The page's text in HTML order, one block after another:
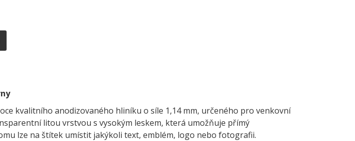
kvalitního anodizovaného hliníku o síle 1,14 mm, určeného pro venkovní
litou vrstvou s vysokým leskem, která umožňuje přímý
lze na štítek umístit jakýkoli text, emblém, logo nebo fotografii.